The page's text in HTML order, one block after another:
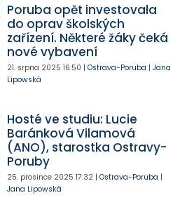
Poruba opět investovala
do oprav školských
zařízení. Některé žáky čeká
nové vybavení
21. srpna 2025 16:50 | Ostrava-Poruba | Jana
Lipowská
Hosté ve studiu: Lucie
Baránková Vilamová
(ANO), starostka Ostravy-
Poruby
25. prosince 2025 17:32| Ostrava-Poruba |
Jana Lipowská